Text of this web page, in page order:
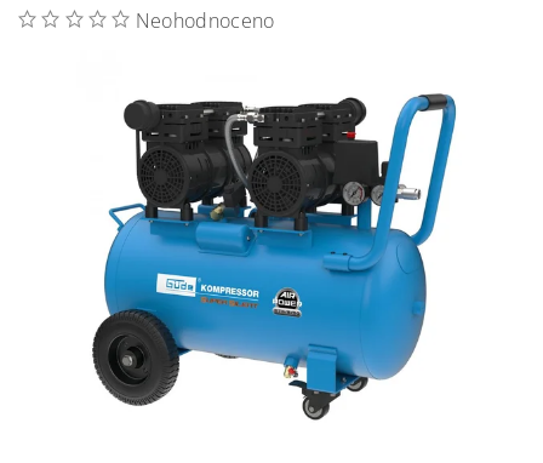
Neohodnoceno